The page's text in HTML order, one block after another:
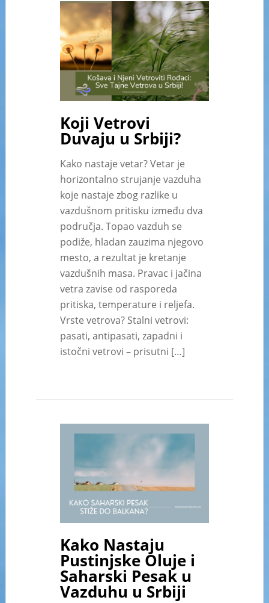
Koji Vetrovi
Duvaju u Srbiji?
Kako nastaje vetar? Vetar je
horizontalno strujanje vazduha
koje nastaje zbog razlike u
vazdušnom pritisku između dva
područja. Topao vazduh se
podiže, hladan zauzima njegovo
mesto, a rezultat je kretanje
vazdušnih masa. Pravac i jačina
vetra zavise od rasporeda
pritiska, temperature i reljefa.
Vrste vetrova? Stalni vetrovi:
pasati, antipasati, zapadni i
istočni vetrovi – prisutni […]
Kako Nastaju
Pustinjske Oluje i
Saharski Pesak u
Vazduhu u Srbiji